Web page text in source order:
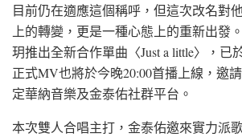
目前仍在適應這個稱呼，但這次改名對
上的轉變，更是一種心態上的重新出發
玥推出全新合作單曲〈Just a little〉，已
正式MV也將於今晚20:00首播上線，邀
定華納音樂及金泰佑社群平台。
本次雙人合唱主打，金泰佑邀來實力派